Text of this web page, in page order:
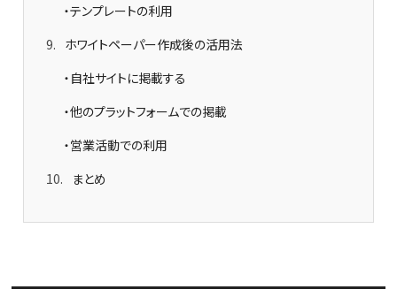
・テンプレートの利用
9
ホワイトペーパー作成後の活用法
・自社サイトに掲載する
・他のプラットフォームでの掲載
・営業活動での利用
10
まとめ